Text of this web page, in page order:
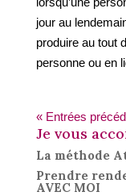
jour au
produire au tout
personne ou en
« Entrées
Je vous
La méthode
Prendre
AVEC MOI